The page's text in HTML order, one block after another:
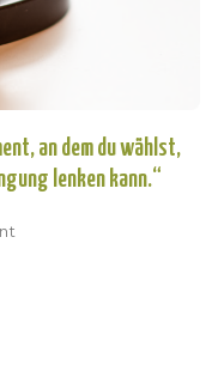
an dem du wählst,
lenken kann.“